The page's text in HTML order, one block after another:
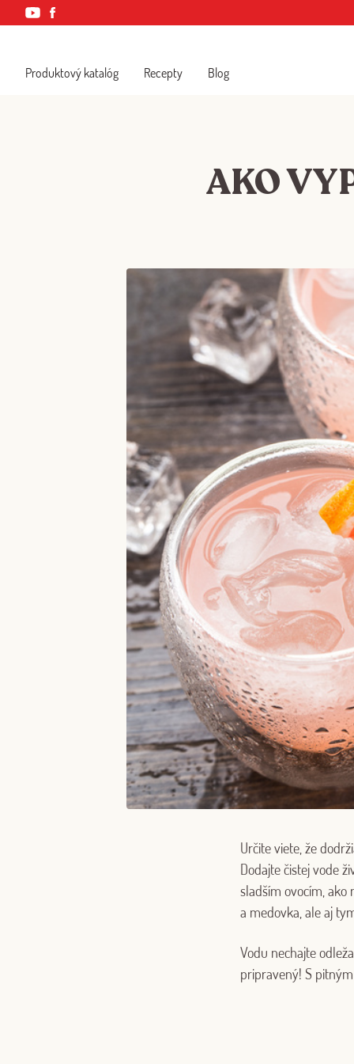
Produktový katalóg Recepty Blog
AKO
Určite viete, že
Dodajte čistej vode
sladším ovocím, ako
a medovka, ale aj
Vodu nechajte
pripravený! S